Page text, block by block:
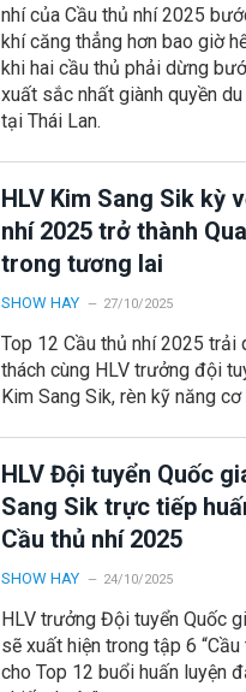
nhí của Cầu thủ nhí 2025
khí căng thẳng hơn bao giờ
khi hai cầu thủ phải dừng
xuất sắc nhất giành quyền
tại Thái Lan.
HLV Kim Sang Sik kỳ
nhí 2025 trở thành
trong tương lai
SHOW HAY 27/10/2025
Top 12 Cầu thủ nhí 2025
thách cùng HLV trưởng đội
Kim Sang Sik, rèn kỹ năng
HLV Đội tuyển Quốc
Sang Sik trực tiếp
Cầu thủ nhí 2025
SHOW HAY 24/10/2025
HLV trưởng Đội tuyển Quốc
sẽ xuất hiện trong tập 6
cho Top 12 buổi huấn luyện